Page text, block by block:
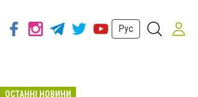
Рус
ОСТАННІ НОВИНИ